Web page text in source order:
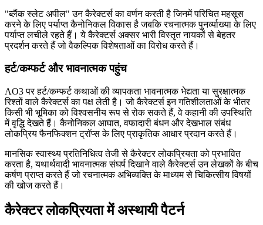
"ब्लैंक स्लेट अपील" उन कैरेक्टर्स का वर्णन करती है जिनमें परिचित महसूस
करने के लिए पर्याप्त कैनोनिकल विकास है जबकि रचनात्मक पुनर्व्याख्या के लिए
पर्याप्त लचीले रहते हैं। ये कैरेक्टर्स अक्सर भारी विस्तृत नायकों से बेहतर
प्रदर्शन करते हैं जो वैकल्पिक विशेषताओं का विरोध करते हैं।
हर्ट/कम्फर्ट और भावनात्मक पहुंच
AO3 पर हर्ट/कम्फर्ट कथाओं की व्यापकता भावनात्मक भेद्यता या सुरक्षात्मक
रिश्तों वाले कैरेक्टर्स का पक्ष लेती है। जो कैरेक्टर्स इन गतिशीलताओं के भीतर
किसी भी भूमिका को विश्वसनीय रूप से रोक सकते हैं, वे कहानी की उपस्थिति
में वृद्धि देखते हैं। कैनोनिकल आघात, वफादारी बंधन और देखभाल संबंध
लोकप्रिय फैनफिक्शन ट्रॉप्स के लिए प्राकृतिक आधार प्रदान करते हैं।
मानसिक स्वास्थ्य प्रतिनिधित्व तेजी से कैरेक्टर लोकप्रियता को प्रभावित
करता है, यथार्थवादी भावनात्मक संघर्ष दिखाने वाले कैरेक्टर्स उन लेखकों के बीच
कर्षण प्राप्त करते हैं जो रचनात्मक अभिव्यक्ति के माध्यम से चिकित्सीय विषयों
की खोज करते हैं।
कैरेक्टर लोकप्रियता में अस्थायी पैटर्न